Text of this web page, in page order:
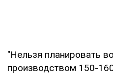
"Нельзя планировать
производством 150-